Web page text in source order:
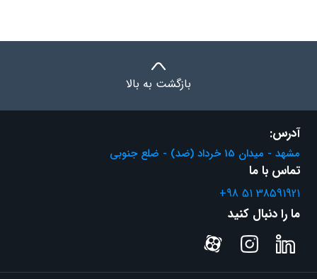
بازگشت به بالا
آدرس:
مشهد - میدان 15 خرداد (ضد) - ضلع جنوبی
تماس با ما
+98 51 38591921
ما را دنبال کنید